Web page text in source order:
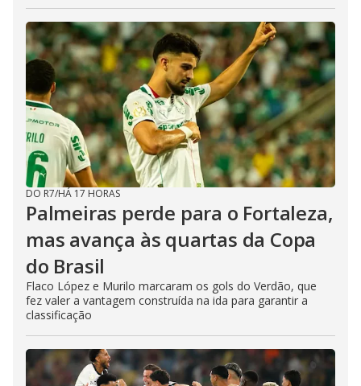
DO R7/HÁ 17 HORAS
Palmeiras perde para o Fortaleza,
mas avança às quartas da Copa
do Brasil
Flaco López e Murilo marcaram os gols do Verdão, que
fez valer a vantagem construída na ida para garantir a
classificação